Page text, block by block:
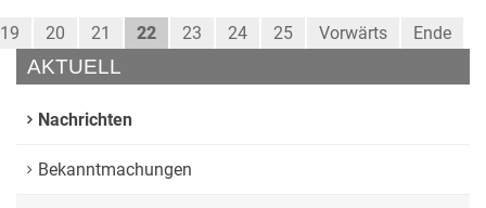
19 20 21 22 23 24 25 Vorwärts Ende
AKTUELL
Nachrichten
Bekanntmachungen